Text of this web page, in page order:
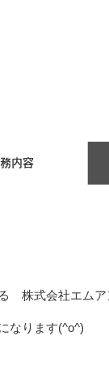
内容
株式会社エムア
なります(^o^)